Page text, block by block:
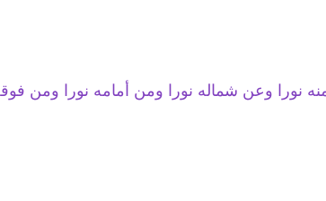
نورا وعن شماله نورا ومن أمامه نورا ومن